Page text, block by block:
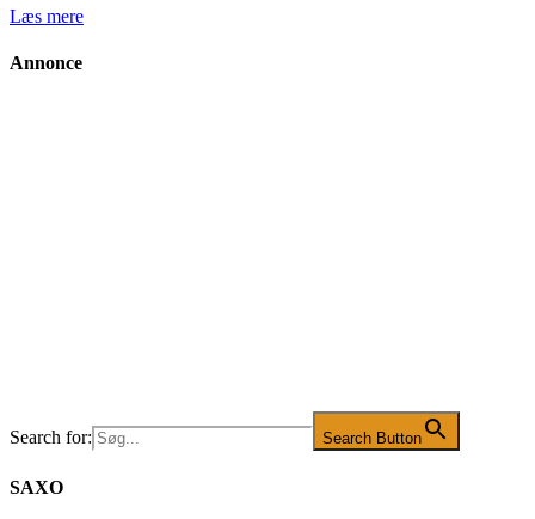
Læs mere
Annonce
Search for: Search Button
SAXO